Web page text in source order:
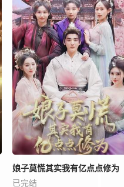
娘子莫慌其实我有亿点点修为
已完结